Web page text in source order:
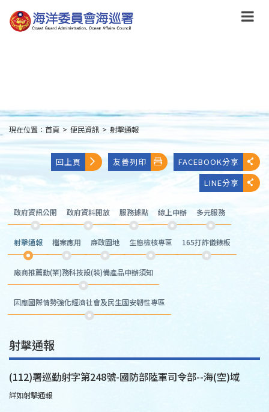
到
主
:::
現在位置： 首頁 > 便民資訊 > 射擊通報
回上頁 友善列印
FACEBOOK分享
LINE分享
政府資訊公開 政府資料開放 服務據點 線上申辦 多元服務
射擊通報 檔案應用 廉政園地 生態檢核專區 165打詐儀錶板
廠商推薦勤(業)務科技設(裝)備產品申辦須知
因應國際情勢強化經濟社會及民生國安韌性專區
射擊通報
(112)署巡勤射字第248號-國防部陸軍司令部--海(空)域
詳如射擊通報